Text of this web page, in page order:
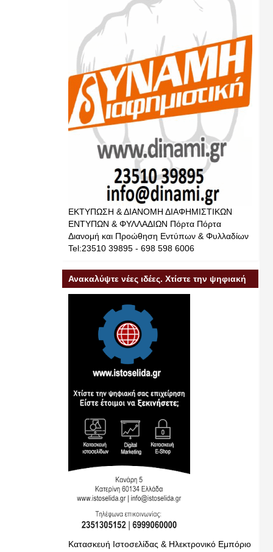
ΕΚΤΥΠΩΣΗ & ΔΙΑΝΟΜΗ ΔΙΑΦΗΜΙΣΤΙΚΩΝ
ΕΝΤΥΠΩΝ & ΦΥΛΛΑΔΙΩΝ Πόρτα Πόρτα
Διανομή και Προώθηση Εντύπων & Φυλλαδίων
Tel:23510 39895 - 698 598 6006
Ανακαλύψτε νέες ιδέες. Χτίστε την ψηφιακή
σας επιχείρηση
Κατασκευή Ιστοσελίδας & Ηλεκτρονικό Εμπόριο